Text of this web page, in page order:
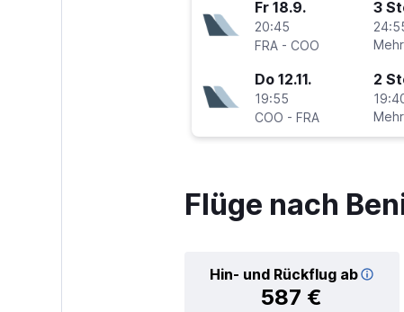
Fr 18.9.
20:45
FRA - COO
3
Do 12.11.
19:55
COO - FRA
2
Flüge nach
Hin- und Rückflug ab
587 €